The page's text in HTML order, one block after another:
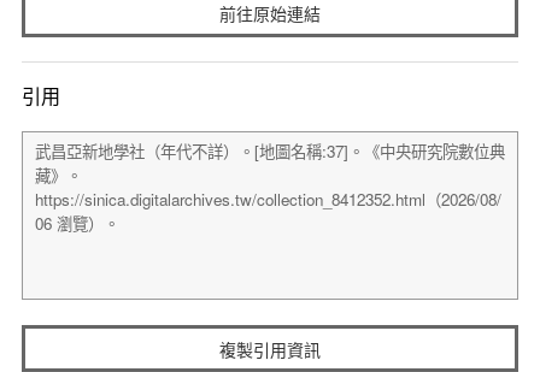
前往原始連結
引用
複製引用資訊